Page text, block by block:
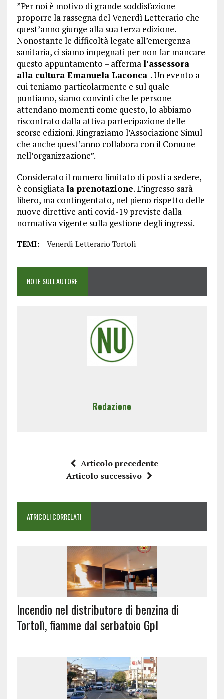
”Per noi è motivo di grande soddisfazione
proporre la rassegna del Venerdì Letterario che
quest’anno giunge alla sua terza edizione.
Nonostante le difficoltà legate all’emergenza
sanitaria, ci siamo impegnati per non far mancare
questo appuntamento – affermal’assessora
alla cultura Emanuela Laconca-. Un evento a
cui teniamo particolarmente e sul quale
puntiamo, siamo convinti che le persone
attendano momenti come questo, lo abbiamo
riscontrato dalla attiva partecipazione delle
scorse edizioni. Ringraziamo l’Associazione Simul
che anche quest’anno collabora con il Comune
nell’organizzazione”.
Considerato il numero limitato di posti a sedere,
è consigliatala prenotazione. L’ingresso sarà
libero, ma contingentato, nel pieno rispetto delle
nuove direttive anti covid-19 previste dalla
normativa vigente sulla gestione degli ingressi.
TEMI: Venerdì Letterario Tortolì
NOTE SULL'AUTORE
Redazione
Articolo precedente
Articolo successivo
ATRICOLI CORRELATI
Incendio nel distributore di benzina di
Tortolì, fiamme dal serbatoio Gpl